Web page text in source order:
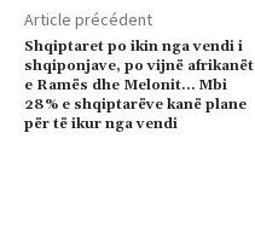
Article précédent
Shqiptaret po ikin nga vendi i
shqiponjave, po vijnë afrikanët
e Ramës dhe Melonit… Mbi
28% e shqiptarëve kanë plane
për të ikur nga vendi